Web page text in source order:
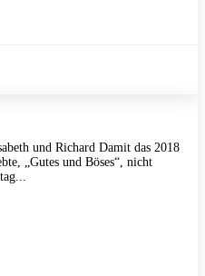
und Richard Damit das 2018
„Gutes und Böses“, nicht